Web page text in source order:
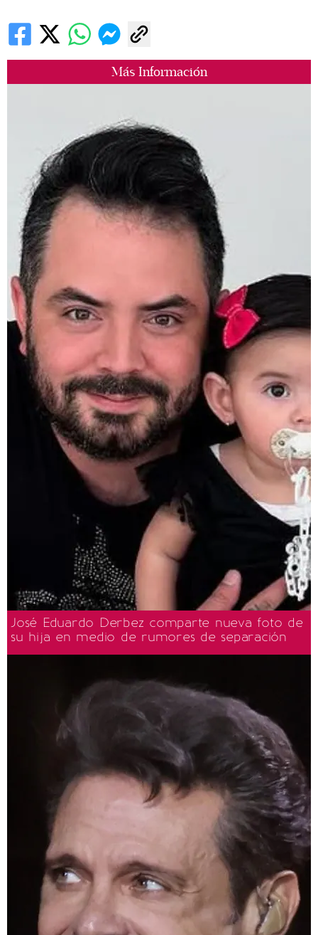
Más Información
José Eduardo Derbez comparte nueva foto de
su hija en medio de rumores de separación